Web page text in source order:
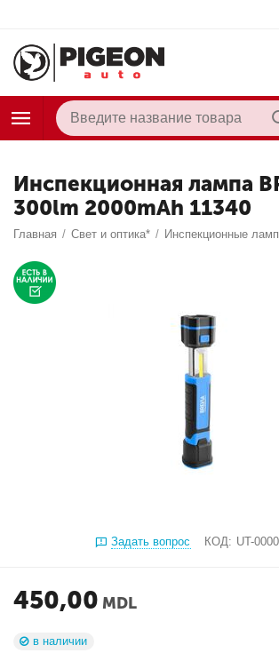
Инспекционная лампа
300lm 2000mAh 11340
Главная / Свет и оптика* / Инспекционные
Задать вопрос КОД: UT-
450,00 MDL
в наличии